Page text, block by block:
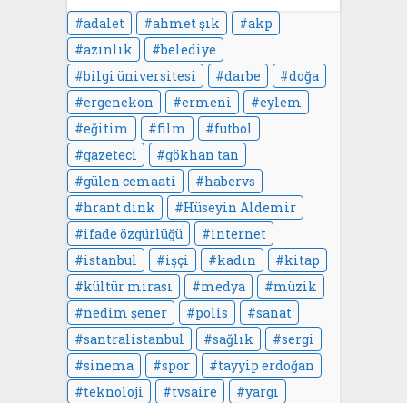
adalet ahmet şık
akp
azınlık
belediye
bilgi üniversitesi
darbe
doğa
ergenekon
ermeni
eylem
eğitim
film
futbol
gazeteci
gökhan tan
gülen cemaati
habervs
hrant dink
Hüseyin Aldemir
ifade özgürlüğü
internet
istanbul
işçi kadın
kitap
kültür mirası
medya
müzik
nedim şener
polis
sanat
santralistanbul
sağlık
sergi
sinema
spor
tayyip erdoğan
teknoloji
tvsaire
yargı